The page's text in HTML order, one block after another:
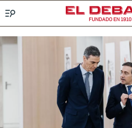
FUNDADO EN 1910